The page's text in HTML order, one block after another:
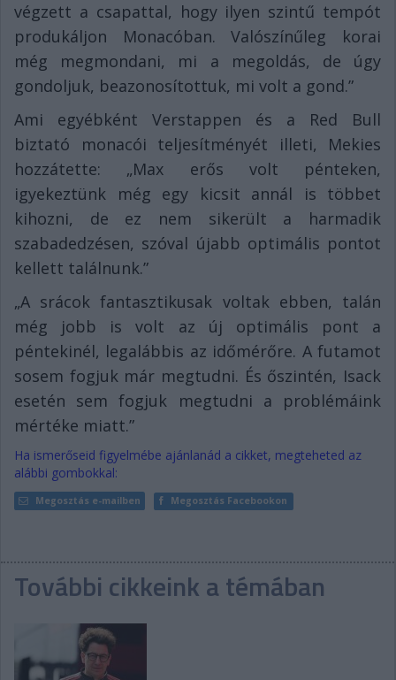
végzett a csapattal, hogy ilyen szintű tempót
produkáljon Monacóban. Valószínűleg korai
még megmondani, mi a megoldás, de úgy
gondoljuk, beazonosítottuk, mi volt a gond.”
Ami egyébként Verstappen és a Red Bull
biztató monacói teljesítményét illeti, Mekies
hozzátette: „Max erős volt pénteken,
igyekeztünk még egy kicsit annál is többet
kihozni, de ez nem sikerült a harmadik
szabadedzésen, szóval újabb optimális pontot
kellett találnunk.”
„A srácok fantasztikusak voltak ebben, talán
még jobb is volt az új optimális pont a
péntekinél, legalábbis az időmérőre. A futamot
sosem fogjuk már megtudni. És őszintén, Isack
esetén sem fogjuk megtudni a problémáink
mértéke miatt.”
Ha ismerőseid figyelmébe ajánlanád a cikket, megteheted az
alábbi gombokkal:
Megosztás e-mailben Megosztás Facebookon
További cikkeink a témában